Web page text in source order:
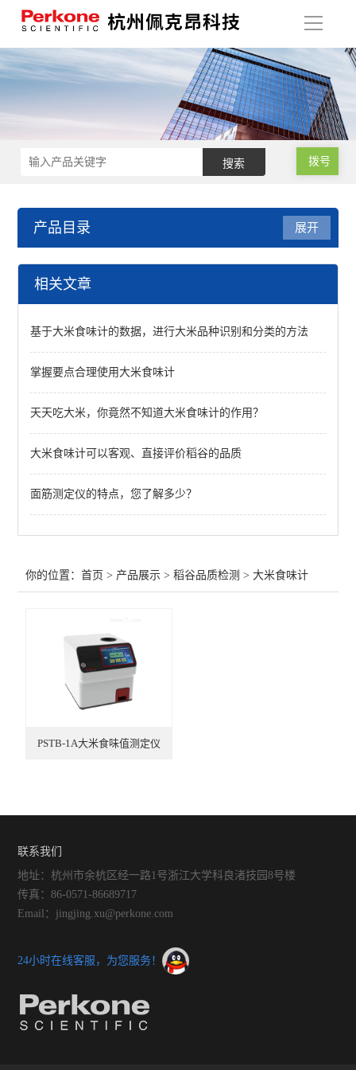
导
拨号
产品目录
稻谷品质检测
大型砻谷机
除杂清理机
破损淀粉测定仪
大米加工精度测定仪
稻谷新鲜度测定仪
大米食味计
查看全部 >>
展开
相关文章
基于大米食味计的数据，进行大米品种识别和分类的方法
掌握要点合理使用大米食味计
天天吃大米，你竟然不知道大米食味计的作用？
大米食味计可以客观、直接评价稻谷的品质
面筋测定仪的特点，您了解多少？
你的位置：首页 > 产品展示 >稻谷品质检测 >大米食味计
PSTB-1A大米食味值测定仪
联系我们
地址：杭州市余杭区经一路1号浙江大学科良渚技园8号楼
传真：86-0571-86689717
Email：jingjing.xu@perkone.com
24小时在线客服，为您服务！